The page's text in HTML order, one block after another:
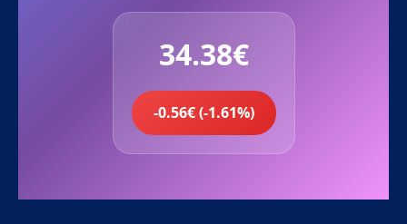
34.38€
-0.56€ (-1.61%)